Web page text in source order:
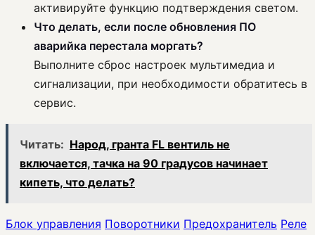
активируйте функцию подтверждения светом.
Что делать, если после обновления ПО
аварийка перестала моргать?
Выполните сброс настроек мультимедиа и
сигнализации, при необходимости обратитесь в
сервис.
Читать: Народ, гранта FL вентиль не
включается, тачка на 90 градусов начинает
кипеть, что делать?
Блок управления Поворотники Предохранитель Реле